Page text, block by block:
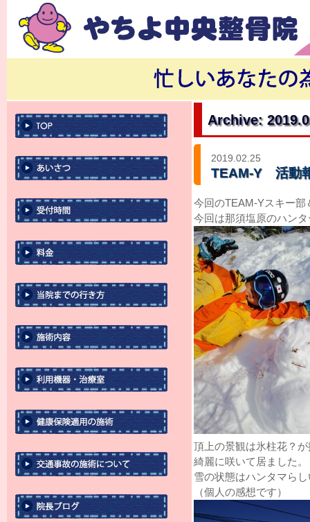
Archive:
2019.02.25
TEAM-Y 活動
今回のTEAM-Yスキー
今回は那須塩原のハン
頂上の景観は氷柱花？
綺麗に咲いて居ました。
雪の状態はハンタマら
（個人の感想です）